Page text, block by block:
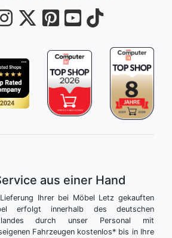
aus einer Hand
Ihrer bei Möbel Letz gekauften
erfolgt innerhalb des deutschen
durch unser Personal mit
Fahrzeugen kostenlos* bis in Ihre